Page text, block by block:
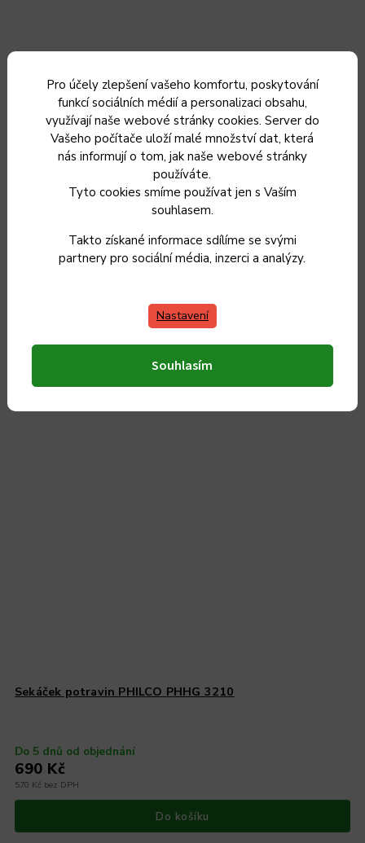
Pro účely zlepšení vašeho komfortu, poskytování
funkcí sociálních médií a personalizaci obsahu,
využívají naše webové stránky cookies. Server do
Vašeho počítače uloží malé množství dat, která
nás informují o tom, jak naše webové stránky
používáte.
Tyto cookies smíme používat jen s Vaším
souhlasem.
Takto získané informace sdílíme se svými
partnery pro sociální média, inzerci a analýzy.
Nastavení
Souhlasím
Do košíku
Sekáček potravin PHILCO PHHG 3210
Do 5 dnů od objednání
570 Kč bez DPH
690 Kč
Do košíku